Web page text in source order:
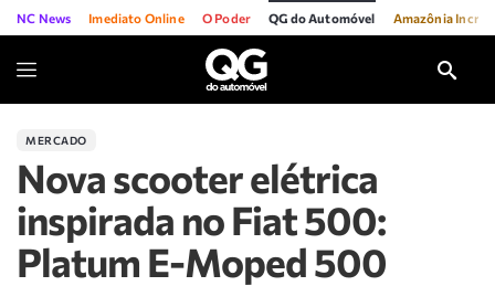
NC News Imediato Online O Poder QG do Automóvel Amazônia
MERCADO
Nova scooter elétrica
inspirada no Fiat 500:
Platum E-Moped 500